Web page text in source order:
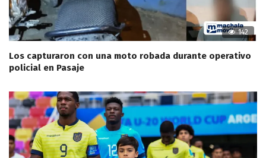
142
Los capturaron con una moto robada durante operativo
policial en Pasaje